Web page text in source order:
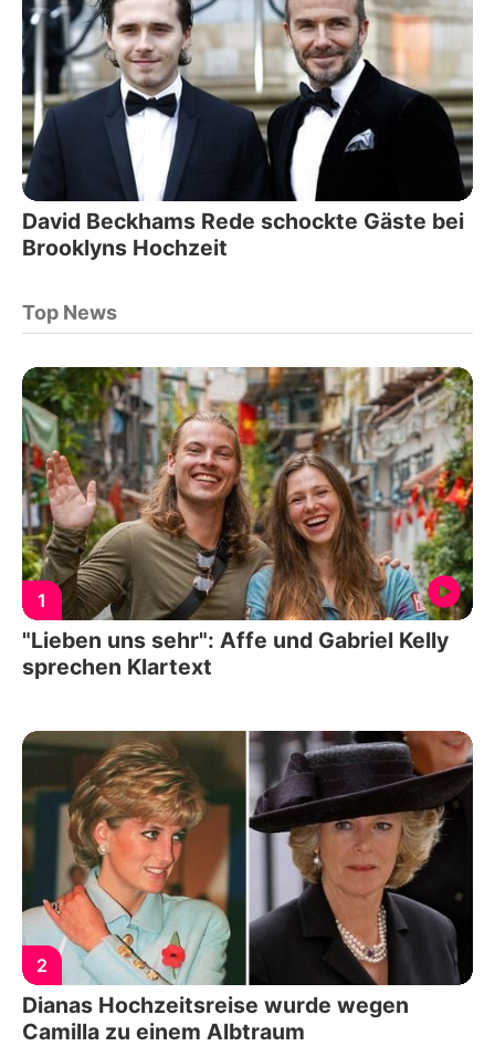
David Beckhams Rede schockte Gäste bei
Brooklyns Hochzeit
Top News
1
"Lieben uns sehr": Affe und Gabriel Kelly
sprechen Klartext
2
Dianas Hochzeitsreise wurde wegen
Camilla zu einem Albtraum